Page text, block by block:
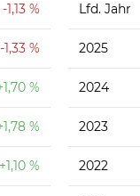
-1,13 %
-1,33 %
%
%
+1,10 %
Lfd. Jahr
2025
2024
2023
2022